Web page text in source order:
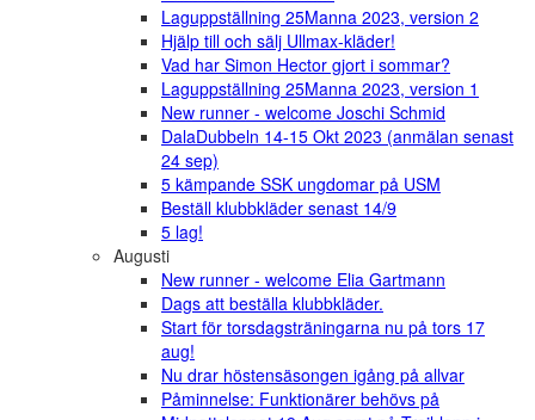
Laguppställning 25Manna 2023, version 2
Hjälp till och sälj Ullmax-kläder!
Vad har Simon Hector gjort i sommar?
Laguppställning 25Manna 2023, version 1
New runner - welcome Joschi Schmid
DalaDubbeln 14-15 Okt 2023 (anmälan senast
24 sep)
5 kämpande SSK ungdomar på USM
Beställ klubbkläder senast 14/9
5 lag!
Augusti
New runner - welcome Elia Gartmann
Dags att beställa klubbkläder.
Start för torsdagsträningarna nu på tors 17
aug!
Nu drar höstensäsongen igång på allvar
Påminnelse: Funktionärer behövs på